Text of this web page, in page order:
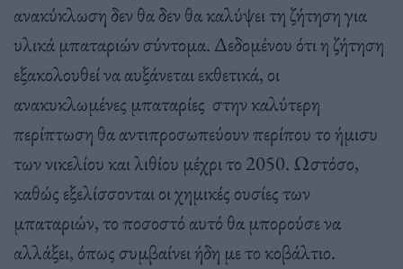
ανακύκλωση δεν θα δεν θα καλύψει τη ζήτηση για
υλικά μπαταριών σύντομα. Δεδομένου ότι η ζήτηση
εξακολουθεί να αυξάνεται εκθετικά, οι
ανακυκλωμένες μπαταρίες στην καλύτερη
περίπτωση θα αντιπροσωπεύουν περίπου το ήμισυ
των νικελίου και λιθίου μέχρι το 2050. Ωστόσο,
καθώς εξελίσσονται οι χημικές ουσίες των
μπαταριών, το ποσοστό αυτό θα μπορούσε να
αλλάξει, όπως συμβαίνει ήδη με το κοβάλτιο.